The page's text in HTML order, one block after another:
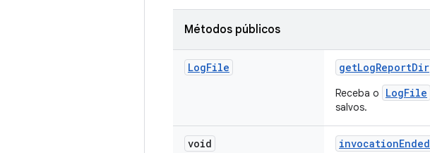
Métodos públicos
LogFile getLogReportDir
Receba o LogFile
salvos.
void invocationEnded